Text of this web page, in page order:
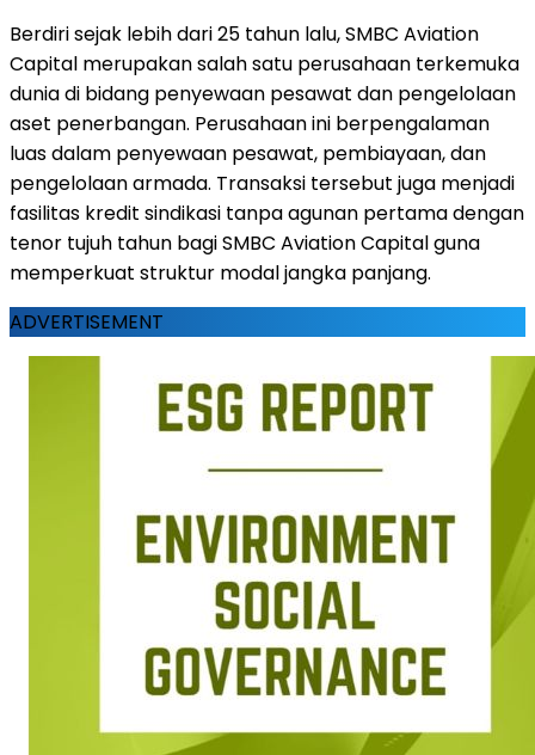
Berdiri sejak lebih dari 25 tahun lalu, SMBC Aviation
Capital merupakan salah satu perusahaan terkemuka
dunia di bidang penyewaan pesawat dan pengelolaan
aset penerbangan. Perusahaan ini berpengalaman
luas dalam penyewaan pesawat, pembiayaan, dan
pengelolaan armada. Transaksi tersebut juga menjadi
fasilitas kredit sindikasi tanpa agunan pertama dengan
tenor tujuh tahun bagi SMBC Aviation Capital guna
memperkuat struktur modal jangka panjang.
ADVERTISEMENT